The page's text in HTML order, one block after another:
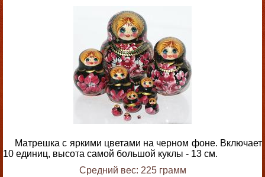
Матрешка с яркими цветами на черном фоне. Включает
10 единиц, высота самой большой куклы - 13 см.
Средний вес: 225 грамм